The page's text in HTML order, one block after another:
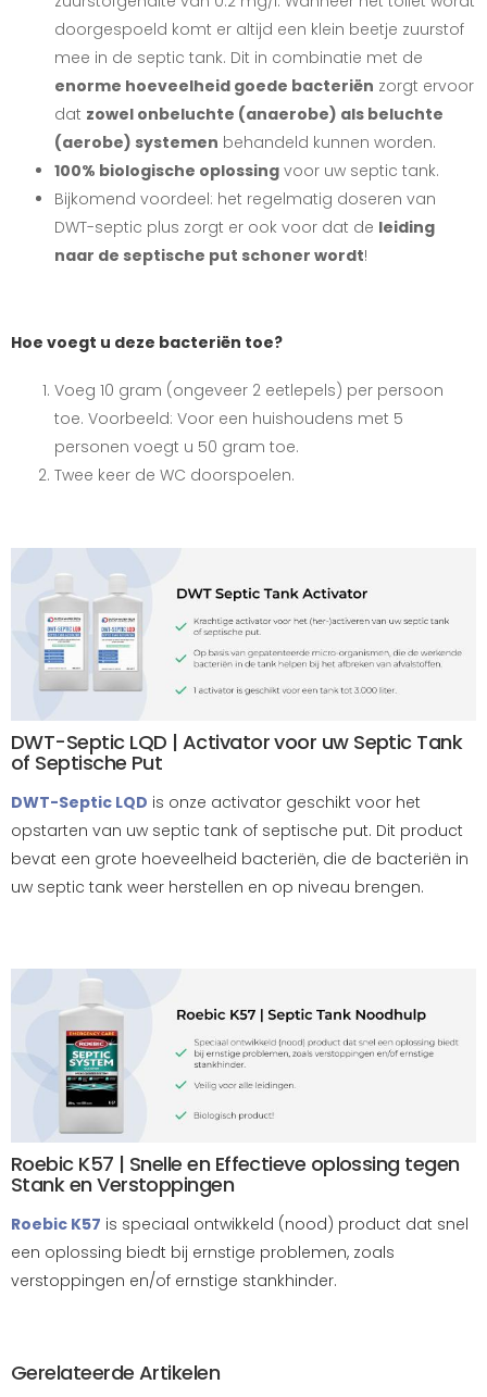
doorgespoeld komt er altijd een klein beetje zuurstof
mee in de septic tank. Dit in combinatie met de
enorme hoeveelheid goede bacteriën zorgt ervoor
dat zowel onbeluchte (anaerobe) als beluchte
(aerobe) systemen behandeld kunnen worden.
100% biologische oplossing voor uw septic tank.
Bijkomend voordeel: het regelmatig doseren van
DWT-septic plus zorgt er ook voor dat de leiding
naar de septische put schoner wordt!
Hoe voegt u deze bacteriën toe?
Voeg 10 gram (ongeveer 2 eetlepels) per persoon
toe. Voorbeeld: Voor een huishoudens met 5
personen voegt u 50 gram toe.
Twee keer de WC doorspoelen.
DWT-Septic LQD | Activator voor uw Septic Tank
of Septische Put
DWT-Septic LQD is onze activator geschikt voor het
opstarten van uw septic tank of septische put. Dit product
bevat een grote hoeveelheid bacteriën, die de bacteriën in
uw septic tank weer herstellen en op niveau brengen.
Roebic K57 | Snelle en Effectieve oplossing tegen
Stank en Verstoppingen
Roebic K57 is speciaal ontwikkeld (nood) product dat snel
een oplossing biedt bij ernstige problemen, zoals
verstoppingen en/of ernstige stankhinder.
Gerelateerde Artikelen